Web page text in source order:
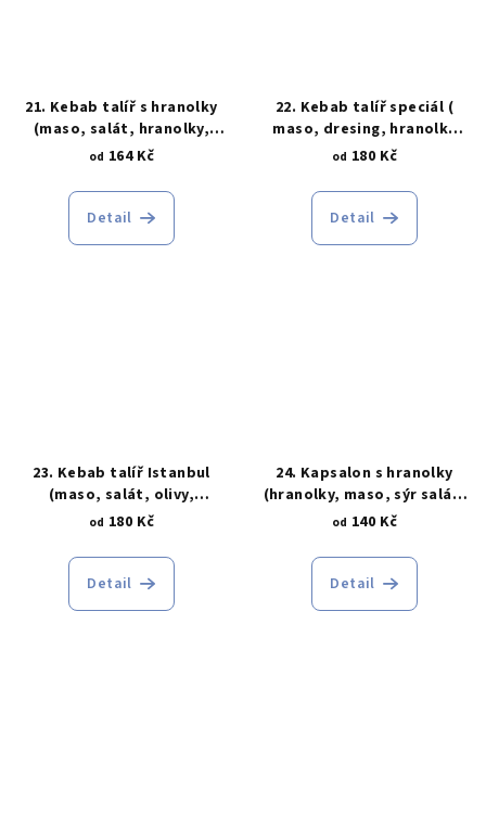
21. Kebab talíř s hranolky
(maso, salát, hranolky,
dresing)
od 164 Kč
Detail
22. Kebab talíř speciál (
maso, dresing, hranolky
nebo chléb)
od 180 Kč
Detail
23. Kebab talíř Istanbul
(maso, salát, olivy,
feferonky, sýr, hranolky,
od 180 Kč
Detail
24. Kapsalon s hranolky
(hranolky, maso, sýr salát,
dresing)
od 140 Kč
Detail